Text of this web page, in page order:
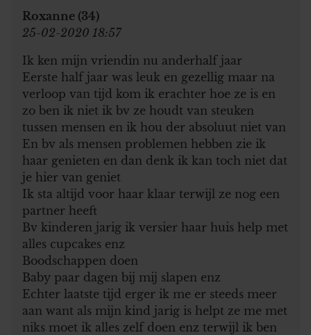
Roxanne (34)
25-02-2020 18:57
Ik ken mijn vriendin nu anderhalf jaar
Eerste half jaar was leuk en gezellig maar na
verloop van tijd kom ik erachter hoe ze is en
zo ben ik niet ik bv ze houdt van steuken
tussen mensen en ik hou der absoluut niet van
En bv als mensen problemen hebben zie ik
haar genieten en dan denk ik kan toch niet dat
je hier van geniet
Ik sta altijd voor haar klaar terwijl ze nog een
partner heeft
Bv kinderen jarig ik versier haar huis help met
alles cupcakes enz
Boodschappen doen
Baby paar dagen bij mij slapen enz
Echter laatste tijd erger ik me er steeds meer
aan want als mijn kind jarig is helpt ze me met
niks moet ik alles zelf doen enz terwijl ik ben